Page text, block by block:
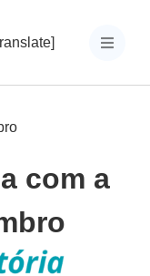
com a